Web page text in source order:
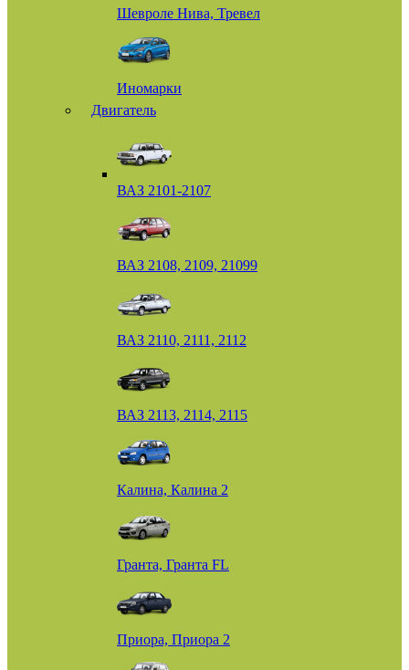
Шевроле Нива, Тревел
Иномарки
Двигатель
ВАЗ 2101-2107
ВАЗ 2108, 2109, 21099
ВАЗ 2110, 2111, 2112
ВАЗ 2113, 2114, 2115
Калина, Калина 2
Гранта, Гранта FL
Приора, Приора 2